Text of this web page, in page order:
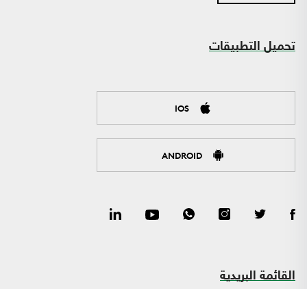
تحميل التطبيقات
IOS
ANDROID
القائمة البريدية